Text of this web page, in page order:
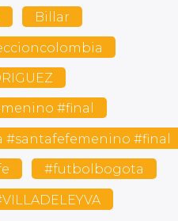
Billar
#final
#final
#futbolbogota